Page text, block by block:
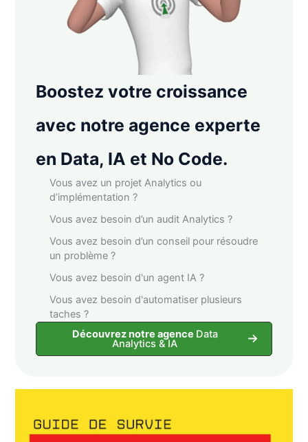
Boostez votre croissance
avec notre agence experte
en Data, IA et No Code.
Vous avez un projet Analytics ou
d’implémentation ?
Vous avez besoin d’un audit Analytics ?
Vous avez besoin d’un conseil pour résoudre
un problème ?
Vous avez besoin d'un agent IA ?
Vous avez besoin d'automatiser plusieurs
taches ?
Découvrez notre agence Data
Analytics & IA